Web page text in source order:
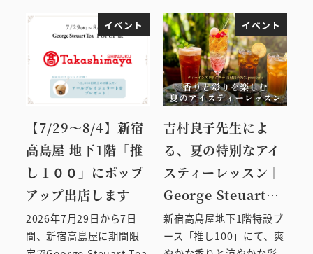
イベント
【7/29～8/4】新宿
高島屋 地下1階「推
し１００」にポップ
アップ出店します
2026年7月29日から7日
間、新宿高島屋に期間限
イベント
吉村良子先生によ
る、夏の特別なアイ
スティーレッスン｜
George Steuart…
新宿高島屋地下1階特設ブ
ース「推し100」にて、爽